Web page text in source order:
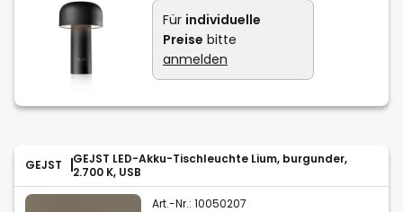
Für individuelle
Preise bitte
anmelden
GEJST
GEJST LED-Akku-Tischleuchte Lium, burgunder,
2.700 K, USB
Art.-Nr.: 10050207